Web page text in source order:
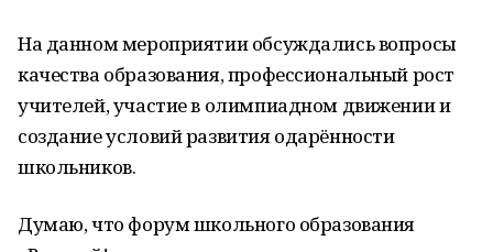
На данном мероприятии обсуждались вопросы
качества образования, профессиональный рост
учителей, участие в олимпиадном движении и
создание условий развития одарённости
школьников.
Думаю, что форум школьного образования